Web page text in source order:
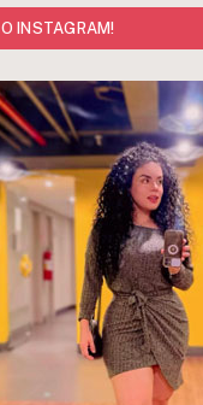
INSTAGRAM!